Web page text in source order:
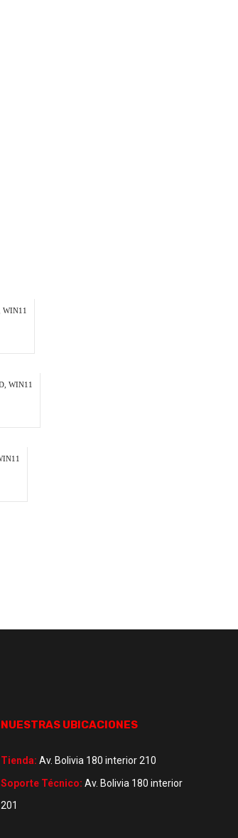
WIN11
WIN11
NUESTRAS UBICACIONES
Tienda: Av. Bolivia 180 interior 210
Soporte Técnico: Av. Bolivia 180 interior
201